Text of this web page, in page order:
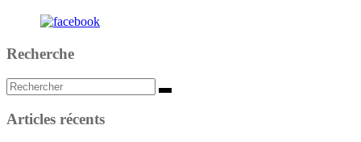
Recherche
Rechercher...
Articles récents